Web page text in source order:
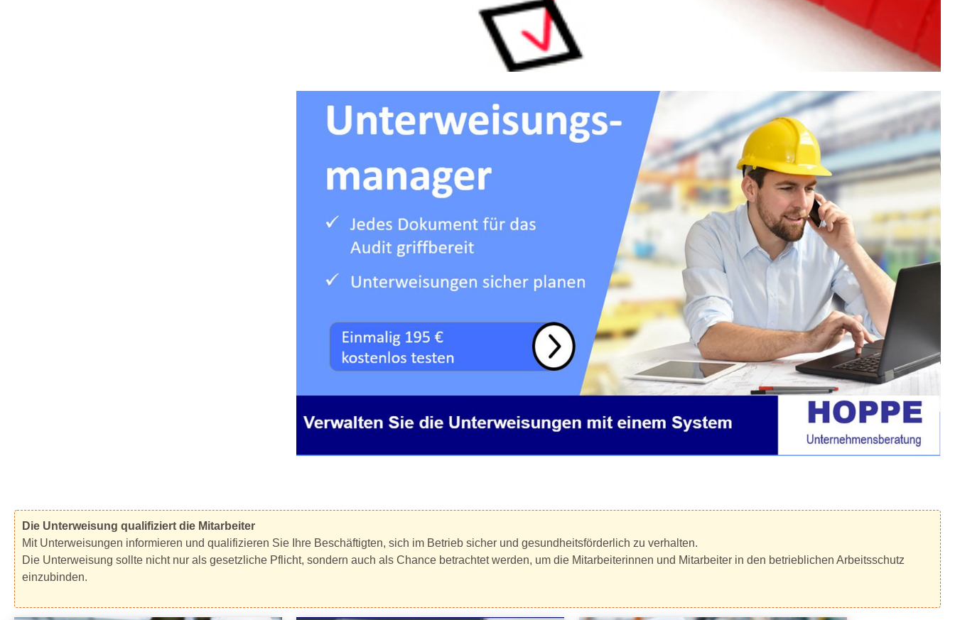
Die Unterweisung qualifiziert die Mitarbeiter
Mit Unterweisungen informieren und qualifizieren Sie Ihre Beschäftigten, sich im Betrieb sicher und gesundheitsförderlich zu verhalten.
Die Unterweisung sollte nicht nur als gesetzliche Pflicht, sondern auch als Chance betrachtet werden, um die Mitarbeiterinnen und Mitarbeiter in den betrieblichen Arbeitsschutz
einzubinden.